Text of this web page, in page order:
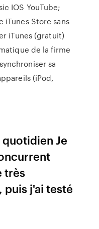
IOS YouTube;
iTunes Store sans
iTunes (gratuit)
de la firme
sa
(iPod,
quotidien Je
très
puis j'ai testé